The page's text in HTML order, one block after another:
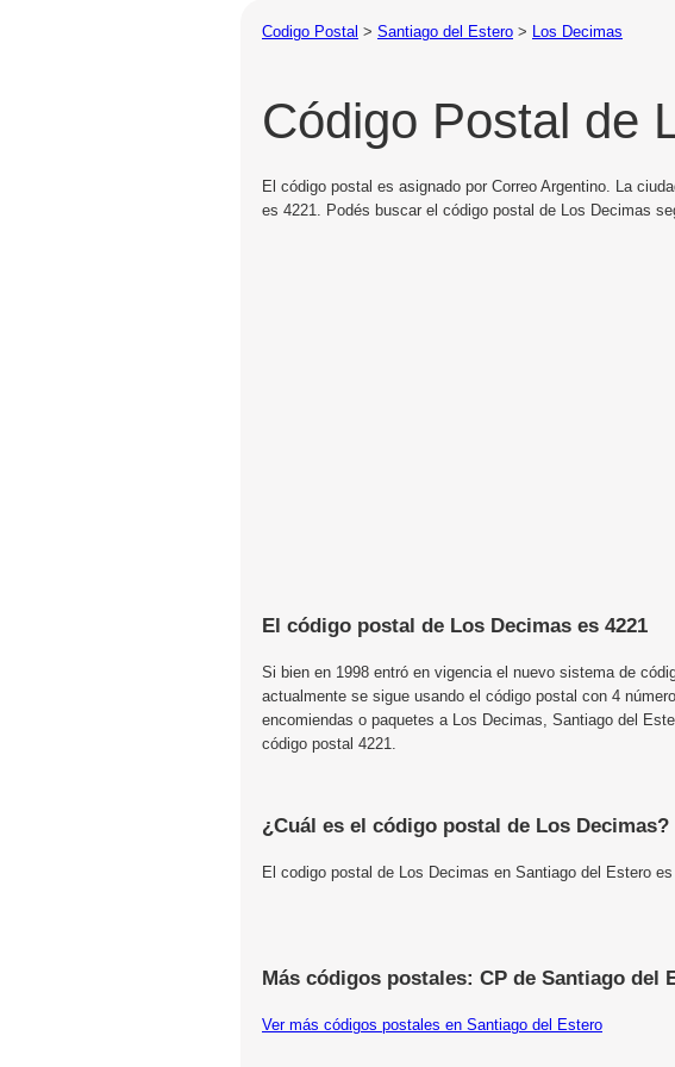
Codigo Postal > Santiago del Estero > Los Decimas
Código Postal de
El código postal es asignado por Correo Argentino. La
es 4221. Podés buscar el código postal de Los Decimas
El código postal de Los Decimas es 4221
Si bien en 1998 entró en vigencia el nuevo sistema de
actualmente se sigue usando el código postal con 4
encomiendas o paquetes a Los Decimas, Santiago del
código postal 4221.
¿Cuál es el código postal de Los Decimas?
El codigo postal de Los Decimas en Santiago del Estero
Más códigos postales: CP de Santiago del
Ver más códigos postales en Santiago del Estero